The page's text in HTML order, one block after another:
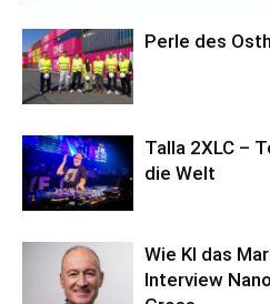
Perle des
Talla 2XLC –
die Welt
Wie KI das
Interview